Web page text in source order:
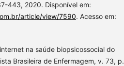
443, 2020. Disponível em:
article/view/7590. Acesso em:
na saúde biopsicossocial do
Brasileira de Enfermagem, v. 73, p.